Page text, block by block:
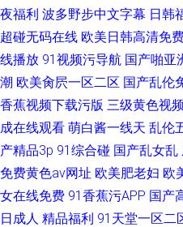
夜福利 波多野步中文字幕 日韩
超碰无码在线 欧美日韩高清免
线播放 91视频污导航 国产啪亚
潮 欧美肏屄一区二区 国产乱伦
香蕉视频下载污版 三级黄色视
成在线观看 萌白酱一线天 乱伦
产精品3p 91综合碰 国产乱女乱
免费黄色av网址 欧美肥老妇 欧
女在线免费 91香蕉污APP 国产
日成人 精品福利 91天堂一区二